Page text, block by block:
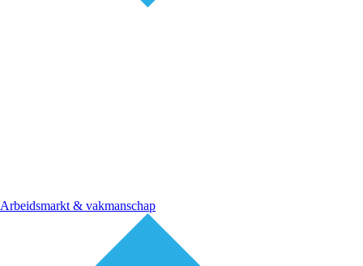
Arbeidsmarkt & vakmanschap